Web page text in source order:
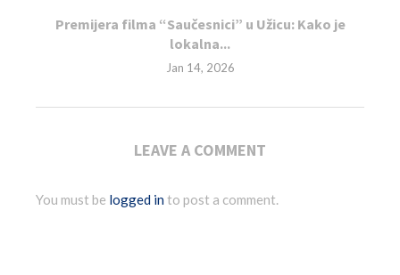
Premijera filma “Saučesnici” u Užicu: Kako je
lokalna...
Jan 14, 2026
LEAVE A COMMENT
You must be logged into post a comment.